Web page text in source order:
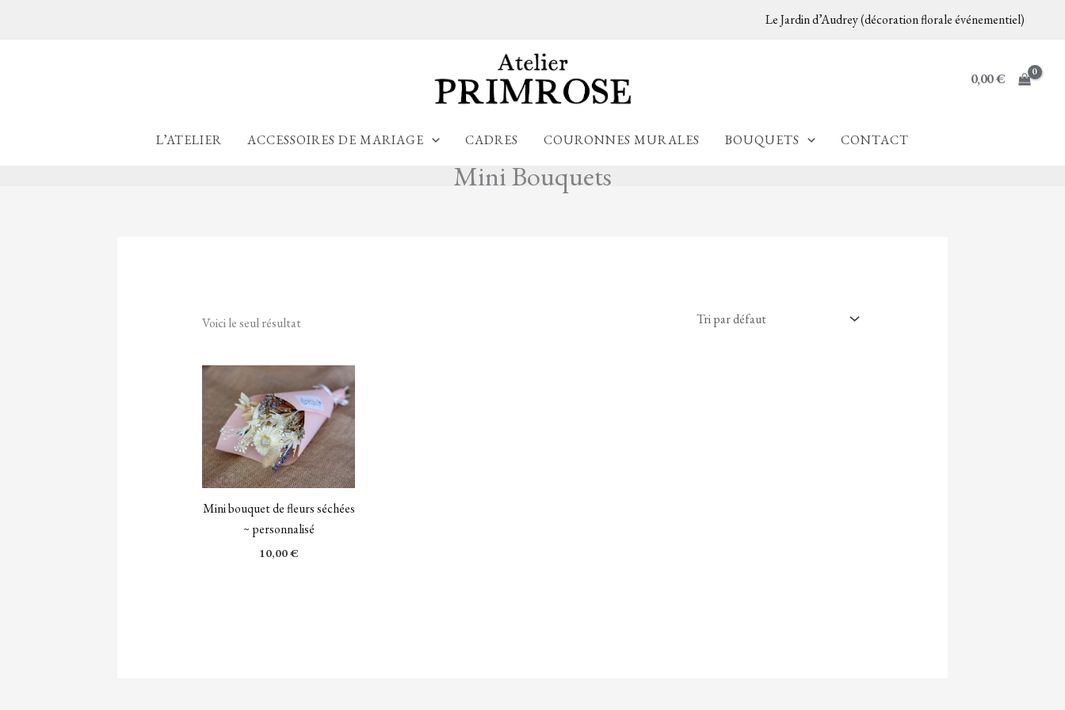
Le Jardin d’Audrey (décoration florale événementiel)
0,00€
L’ATELIER ACCESSOIRES DE MARIAGE CADRES COURONNES MURALES BOUQUETS CONTACT
Mini Bouquets
Voici le seul résultat
Mini bouquet de fleurs séchées
~ personnalisé
10,00€